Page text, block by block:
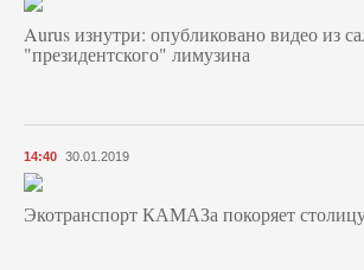
Aurus изнутри: опубликовано видео из
"президентского" лимузина
14:40 30.01.2019
Экотранспорт КАМАЗа покоряет